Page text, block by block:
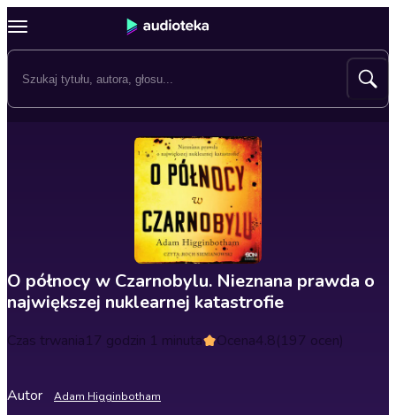
O północy w Czarnobylu. Nieznana prawda o
największej nuklearnej katastrofie
Czas trwania17 godzin 1 minuta Ocena4.8(197 ocen)
Autor Adam Higginbotham